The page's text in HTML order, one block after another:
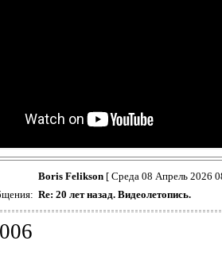
Boris Felikson[ Среда 08 Апрель 2026
Re: 20 лет назад. Видеолетопись.